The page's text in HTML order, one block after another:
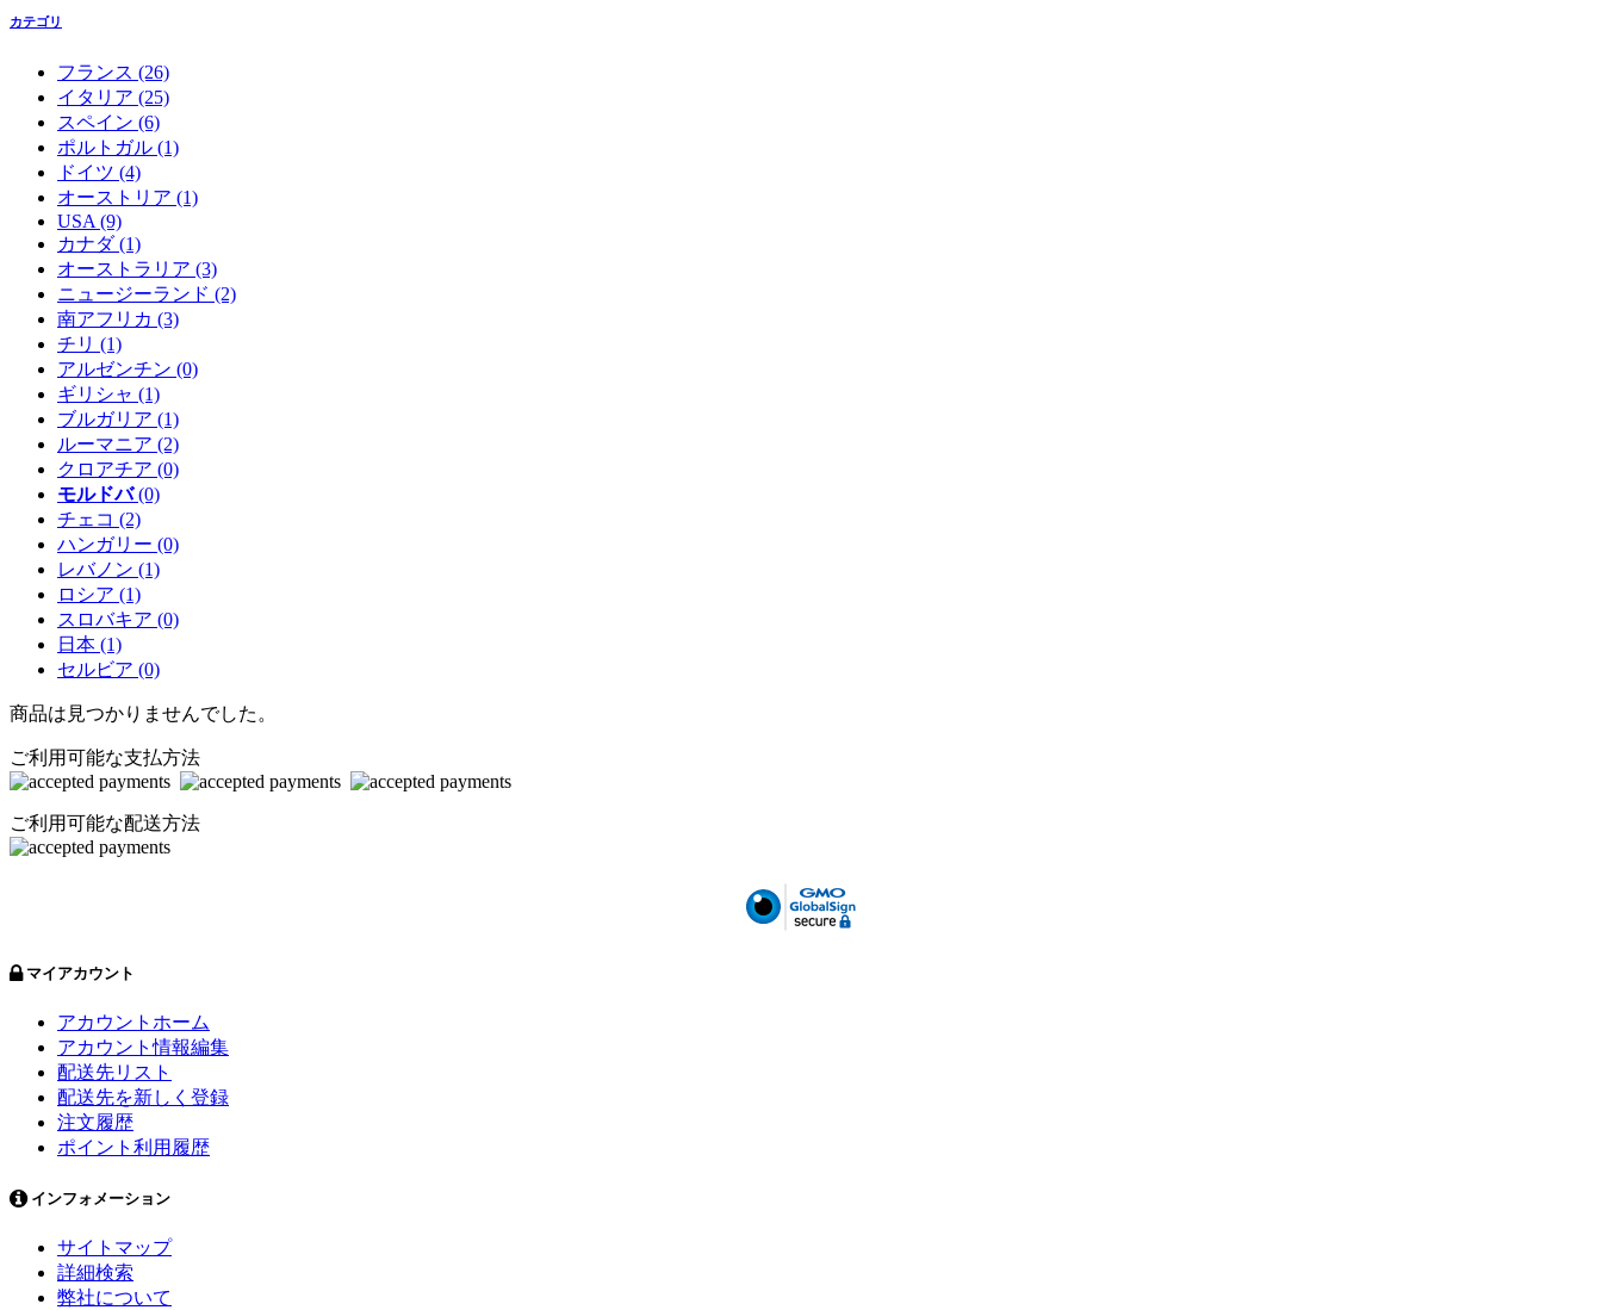
カテゴリ
フランス (26)
イタリア (25)
スペイン (6)
ポルトガル (1)
ドイツ (4)
オーストリア (1)
USA (9)
カナダ(1)
オーストラリア (3)
ニュージーランド (2)
南アフリカ (3)
チリ (1)
アルゼンチン (0)
ギリシャ (1)
ブルガリア (1)
ルーマニア (2)
クロアチア (0)
モルドバ (0)
チェコ (2)
ハンガリー (0)
レバノン (1)
ロシア (1)
スロバキア (0)
日本 (1)
セルビア (0)
商品は見つかりませんでした。
ご利用可能な支払方法
ご利用可能な配送方法
マイアカウント
アカウントホーム
アカウント情報編集
配送先リスト
配送先を新しく登録
注文履歴
ポイント利用履歴
インフォメーション
サイトマップ
詳細検索
弊社について